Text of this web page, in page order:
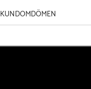
KUNDOMDÖMEN